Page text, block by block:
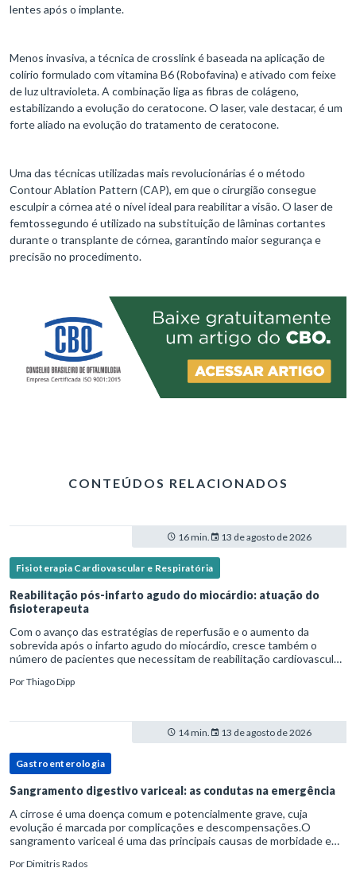
lentes após o implante.
Menos invasiva, a técnica de crosslink é baseada na aplicação de
colírio formulado com vitamina B6 (Robofavina) e ativado com feixe
de luz ultravioleta. A combinação liga as fibras de colágeno,
estabilizando a evolução do ceratocone. O laser, vale destacar, é um
forte aliado na evolução do tratamento de ceratocone.
Uma das técnicas utilizadas mais revolucionárias é o método
Contour Ablation Pattern (CAP), em que o cirurgião consegue
esculpir a córnea até o nível ideal para reabilitar a visão. O laser de
femtossegundo é utilizado na substituição de lâminas cortantes
durante o transplante de córnea, garantindo maior segurança e
precisão no procedimento.
CONTEÚDOS RELACIONADOS
16 min. 13 de agosto de 2026
Fisioterapia Cardiovascular e Respiratória
Reabilitação pós-infarto agudo do miocárdio: atuação do
fisioterapeuta
Com o avanço das estratégias de reperfusão e o aumento da
sobrevida após o infarto agudo do miocárdio, cresce também o
número de pacientes que necessitam de reabilitação cardiovascular
PorThiago Dipp
14 min. 13 de agosto de 2026
Gastroenterologia
Sangramento digestivo variceal: as condutas na emergência
A cirrose é uma doença comum e potencialmente grave, cuja
evolução é marcada por complicações e descompensações.O
sangramento variceal é uma das principais causas de morbidade e
hipertensão port
PorDimitris Rados